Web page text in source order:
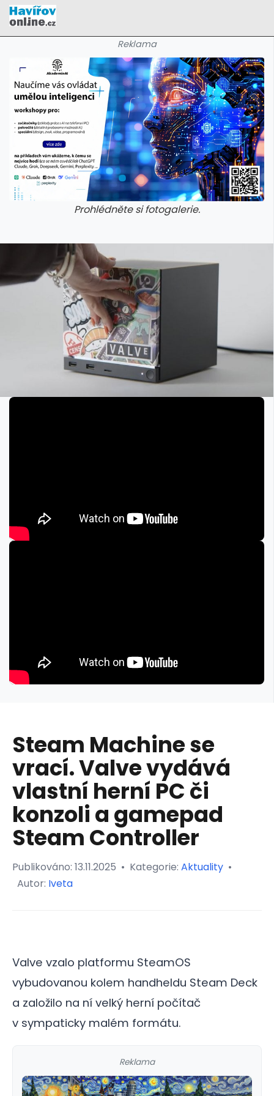
Reklama
Prohlédněte si fotogalerie.
Steam Machine se
vrací. Valve vydává
vlastní herní PC či
konzoli a gamepad
Steam Controller
Publikováno: 13.11.2025 • Kategorie: Aktuality •
Autor: Iveta
Valve vzalo platformu SteamOS
vybudovanou kolem handheldu Steam Deck
a založilo na ní velký herní počítač
v sympaticky malém formátu.
Reklama